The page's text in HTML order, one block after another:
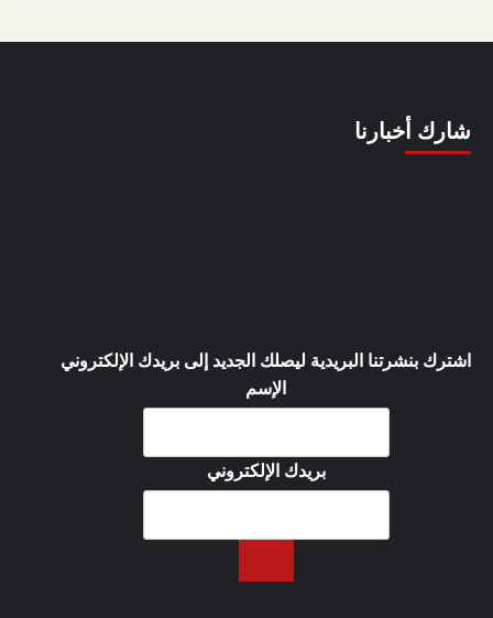
شارك أخبارنا
اشترك بنشرتنا البريدية ليصلك الجديد إلى بريدك الإلكتروني
الإسم
بريدك الإلكتروني